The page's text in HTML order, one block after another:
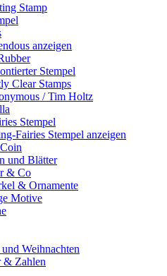
Stamp
anzeigen
Stempel
Clear Stamps
/ Tim Holtz
Stempel
Fairies Stempel anzeigen
und Blätter
& Co
& Ornamente
Motive
Weihnachten
& Zahlen